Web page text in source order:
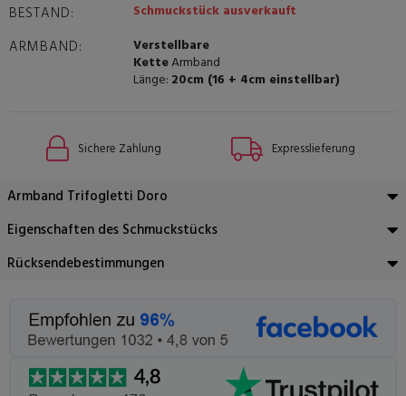
BESTAND: Schmuckstück ausverkauft
ARMBAND:
Verstellbare
KetteArmband
Länge: 20cm (16 + 4cm einstellbar)
Sichere Zahlung Expresslieferung
Armband Trifogletti Doro
Eigenschaften des Schmuckstücks
Rücksendebestimmungen